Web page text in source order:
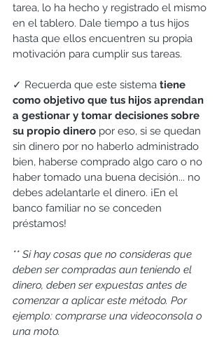
tarea, lo ha hecho y registrado el mismo
en el tablero. Dale tiempo a tus hijos
hasta que ellos encuentren su propia
motivación para cumplir sus tareas.
✓ Recuerda que este sistema tiene
como objetivo que tus hijos aprendan
a gestionar y tomar decisiones sobre
su propio dinero por eso, si se quedan
sin dinero por no haberlo administrado
bien, haberse comprado algo caro o no
haber tomado una buena decisión... no
debes adelantarle el dinero. ¡En el
banco familiar no se conceden
préstamos!
** Si hay cosas que no consideras que
deben ser compradas aun teniendo el
dinero, deben ser expuestas antes de
comenzar a aplicar este método. Por
ejemplo: comprarse una videoconsola o
una moto.